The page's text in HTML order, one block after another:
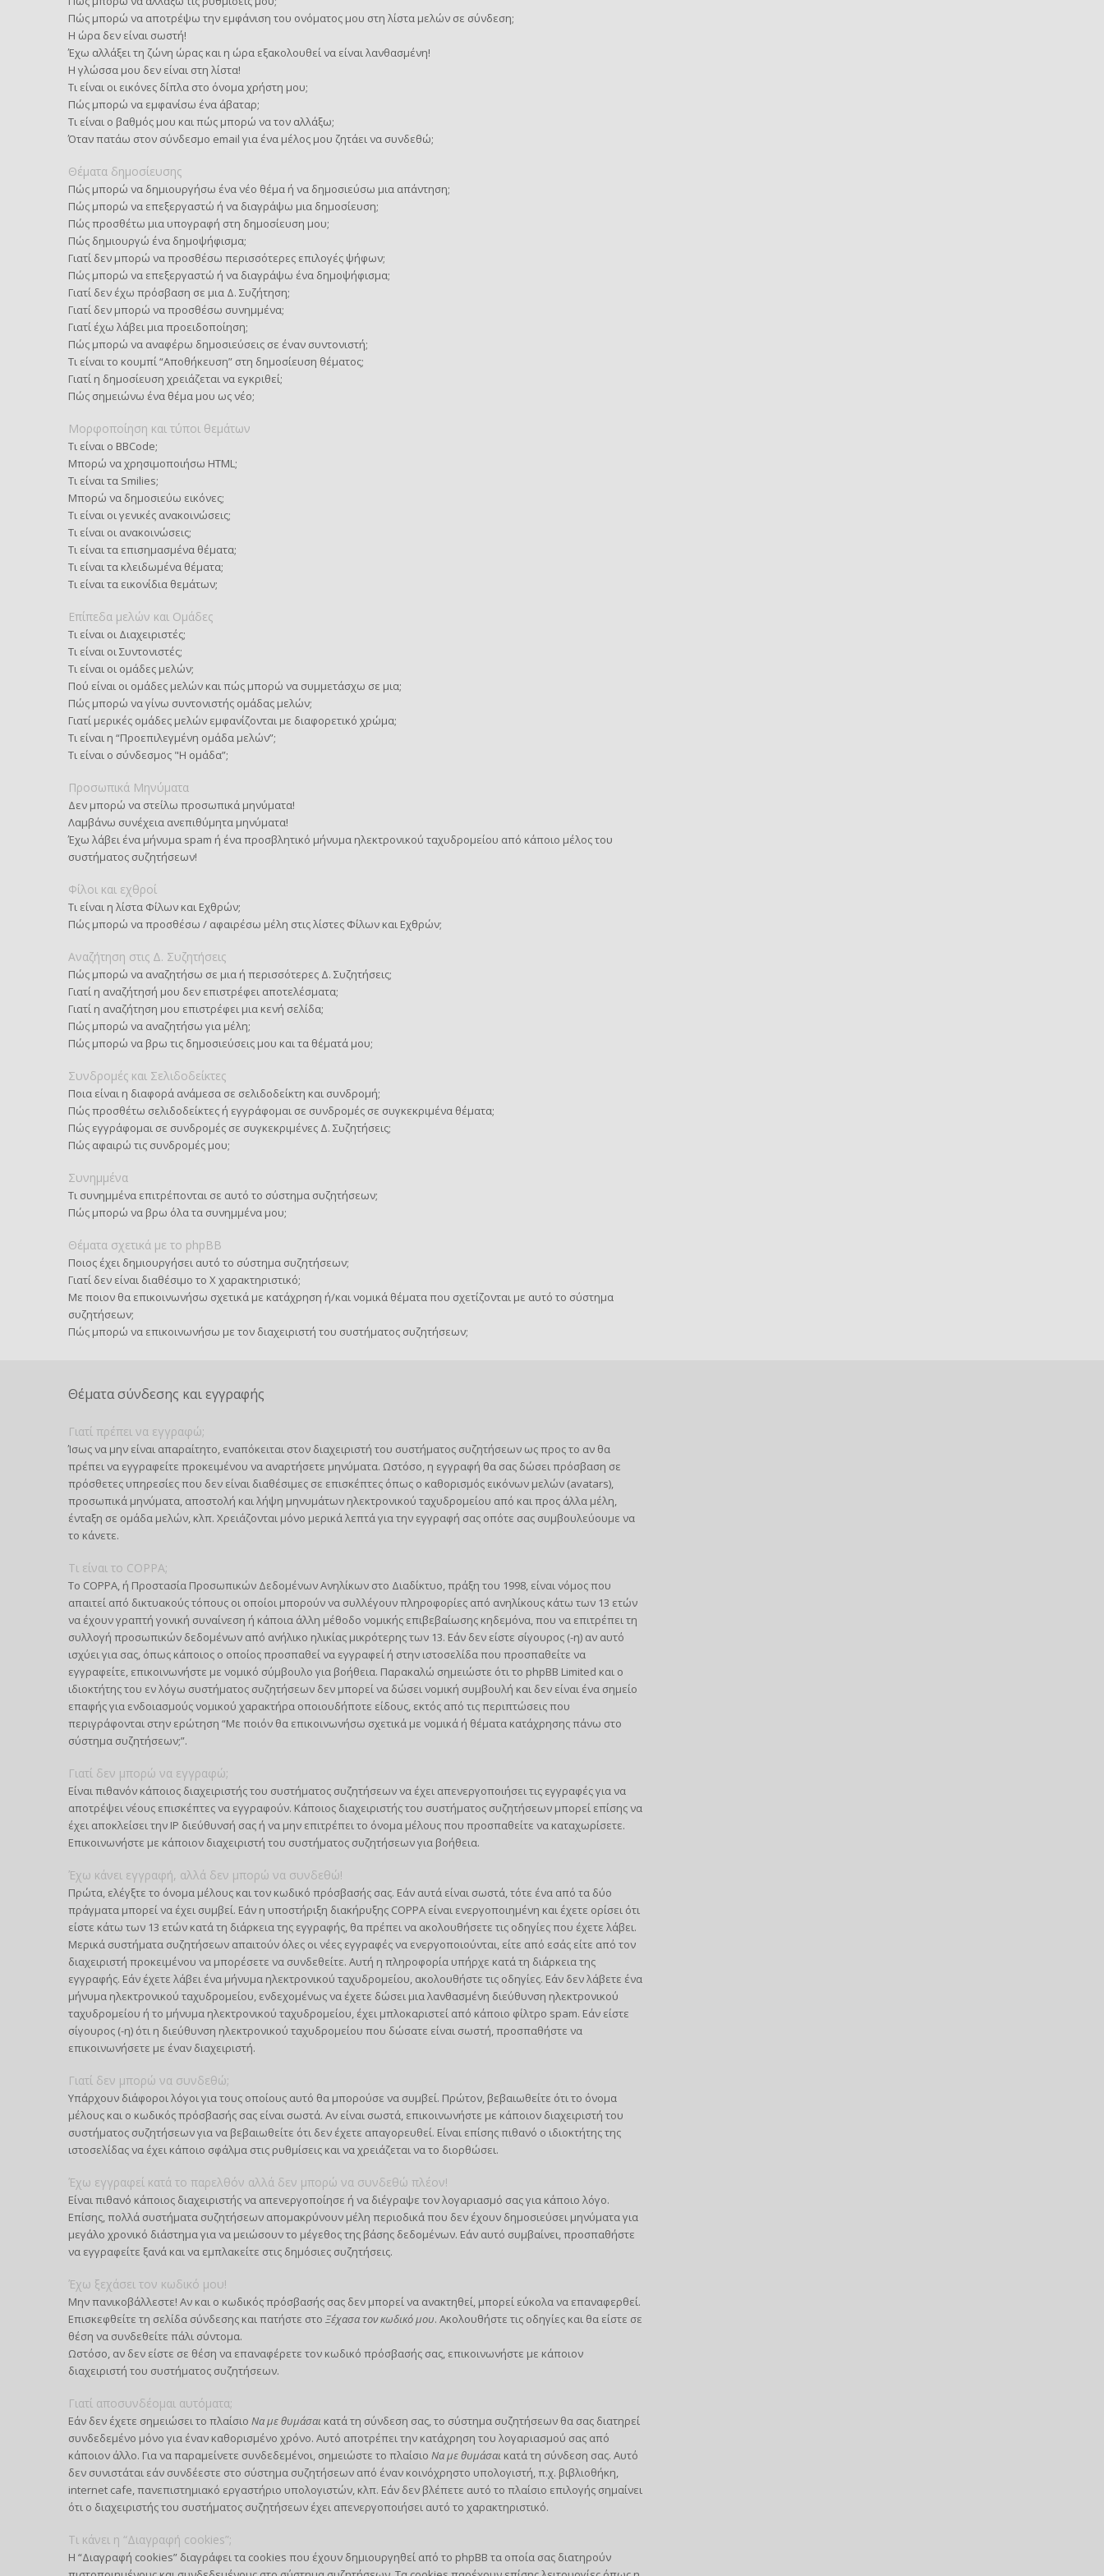
Πώς μπορώ να αποτρέψω την εμφάνιση του ονόματος μου στη λίστα μελών σε σύνδεση;
Η ώρα δεν είναι σωστή!
Έχω αλλάξει τη ζώνη ώρας και η ώρα εξακολουθεί να είναι λανθασμένη!
Η γλώσσα μου δεν είναι στη λίστα!
Τι είναι οι εικόνες δίπλα στο όνομα χρήστη μου;
Πώς μπορώ να εμφανίσω ένα άβαταρ;
Τι είναι ο βαθμός μου και πώς μπορώ να τον αλλάξω;
Όταν πατάω στον σύνδεσμο email για ένα μέλος μου ζητάει να συνδεθώ;
Θέματα δημοσίευσης
Πώς μπορώ να δημιουργήσω ένα νέο θέμα ή να δημοσιεύσω μια απάντηση;
Πώς μπορώ να επεξεργαστώ ή να διαγράψω μια δημοσίευση;
Πώς προσθέτω μια υπογραφή στη δημοσίευση μου;
Πώς δημιουργώ ένα δημοψήφισμα;
Γιατί δεν μπορώ να προσθέσω περισσότερες επιλογές ψήφων;
Πώς μπορώ να επεξεργαστώ ή να διαγράψω ένα δημοψήφισμα;
Γιατί δεν έχω πρόσβαση σε μια Δ. Συζήτηση;
Γιατί δεν μπορώ να προσθέσω συνημμένα;
Γιατί έχω λάβει μια προειδοποίηση;
Πώς μπορώ να αναφέρω δημοσιεύσεις σε έναν συντονιστή;
Τι είναι το κουμπί “Αποθήκευση” στη δημοσίευση θέματος;
Γιατί η δημοσίευση χρειάζεται να εγκριθεί;
Πώς σημειώνω ένα θέμα μου ως νέο;
Μορφοποίηση και τύποι θεμάτων
Τι είναι ο BBCode;
Μπορώ να χρησιμοποιήσω HTML;
Τι είναι τα Smilies;
Μπορώ να δημοσιεύω εικόνες;
Τι είναι οι γενικές ανακοινώσεις;
Τι είναι οι ανακοινώσεις;
Τι είναι τα επισημασμένα θέματα;
Τι είναι τα κλειδωμένα θέματα;
Τι είναι τα εικονίδια θεμάτων;
Επίπεδα μελών και Ομάδες
Τι είναι οι Διαχειριστές;
Τι είναι οι Συντονιστές;
Τι είναι οι ομάδες μελών;
Πού είναι οι ομάδες μελών και πώς μπορώ να συμμετάσχω σε μια;
Πώς μπορώ να γίνω συντονιστής ομάδας μελών;
Γιατί μερικές ομάδες μελών εμφανίζονται με διαφορετικό χρώμα;
Τι είναι η “Προεπιλεγμένη ομάδα μελών”;
Τι είναι ο σύνδεσμος "Η ομάδα”;
Προσωπικά Μηνύματα
Δεν μπορώ να στείλω προσωπικά μηνύματα!
Λαμβάνω συνέχεια ανεπιθύμητα μηνύματα!
Έχω λάβει ένα μήνυμα spam ή ένα προσβλητικό μήνυμα ηλεκτρονικού ταχυδρομείου από κάποιο μέλος του
συστήματος συζητήσεων!
Φίλοι και εχθροί
Τι είναι η λίστα Φίλων και Εχθρών;
Πώς μπορώ να προσθέσω / αφαιρέσω μέλη στις λίστες Φίλων και Εχθρών;
Αναζήτηση στις Δ. Συζητήσεις
Πώς μπορώ να αναζητήσω σε μια ή περισσότερες Δ. Συζητήσεις;
Γιατί η αναζήτησή μου δεν επιστρέφει αποτελέσματα;
Γιατί η αναζήτηση μου επιστρέφει μια κενή σελίδα;
Πώς μπορώ να αναζητήσω για μέλη;
Πώς μπορώ να βρω τις δημοσιεύσεις μου και τα θέματά μου;
Συνδρομές και Σελιδοδείκτες
Ποια είναι η διαφορά ανάμεσα σε σελιδοδείκτη και συνδρομή;
Πώς προσθέτω σελιδοδείκτες ή εγγράφομαι σε συνδρομές σε συγκεκριμένα θέματα;
Πώς εγγράφομαι σε συνδρομές σε συγκεκριμένες Δ. Συζητήσεις;
Πώς αφαιρώ τις συνδρομές μου;
Συνημμένα
Τι συνημμένα επιτρέπονται σε αυτό το σύστημα συζητήσεων;
Πώς μπορώ να βρω όλα τα συνημμένα μου;
Θέματα σχετικά με το phpBB
Ποιος έχει δημιουργήσει αυτό το σύστημα συζητήσεων;
Γιατί δεν είναι διαθέσιμο το Χ χαρακτηριστικό;
Με ποιον θα επικοινωνήσω σχετικά με κατάχρηση ή/και νομικά θέματα που σχετίζονται με αυτό το σύστημα
συζητήσεων;
Πώς μπορώ να επικοινωνήσω με τον διαχειριστή του συστήματος συζητήσεων;
Θέματα σύνδεσης και εγγραφής
Γιατί πρέπει να εγγραφώ;
Ίσως να μην είναι απαραίτητο, εναπόκειται στον διαχειριστή του συστήματος συζητήσεων ως προς το αν θα
πρέπει να εγγραφείτε προκειμένου να αναρτήσετε μηνύματα. Ωστόσο, η εγγραφή θα σας δώσει πρόσβαση σε
πρόσθετες υπηρεσίες που δεν είναι διαθέσιμες σε επισκέπτες όπως ο καθορισμός εικόνων μελών (avatars),
προσωπικά μηνύματα, αποστολή και λήψη μηνυμάτων ηλεκτρονικού ταχυδρομείου από και προς άλλα μέλη,
ένταξη σε ομάδα μελών, κλπ. Χρειάζονται μόνο μερικά λεπτά για την εγγραφή σας οπότε σας συμβουλεύουμε να
το κάνετε.
Τι είναι το COPPA;
Το COPPA, ή Προστασία Προσωπικών Δεδομένων Ανηλίκων στο Διαδίκτυο, πράξη του 1998, είναι νόμος που
απαιτεί από δικτυακούς τόπους οι οποίοι μπορούν να συλλέγουν πληροφορίες από ανηλίκους κάτω των 13 ετών
να έχουν γραπτή γονική συναίνεση ή κάποια άλλη μέθοδο νομικής επιβεβαίωσης κηδεμόνα, που να επιτρέπει τη
συλλογή προσωπικών δεδομένων από ανήλικο ηλικίας μικρότερης των 13. Εάν δεν είστε σίγουρος (-η) αν αυτό
ισχύει για σας, όπως κάποιος ο οποίος προσπαθεί να εγγραφεί ή στην ιστοσελίδα που προσπαθείτε να
εγγραφείτε, επικοινωνήστε με νομικό σύμβουλο για βοήθεια. Παρακαλώ σημειώστε ότι το phpBB Limited και ο
ιδιοκτήτης του εν λόγω συστήματος συζητήσεων δεν μπορεί να δώσει νομική συμβουλή και δεν είναι ένα σημείο
επαφής για ενδοιασμούς νομικού χαρακτήρα οποιουδήποτε είδους, εκτός από τις περιπτώσεις που
περιγράφονται στην ερώτηση “Με ποιόν θα επικοινωνήσω σχετικά με νομικά ή θέματα κατάχρησης πάνω στο
σύστημα συζητήσεων;”.
Γιατί δεν μπορώ να εγγραφώ;
Είναι πιθανόν κάποιος διαχειριστής του συστήματος συζητήσεων να έχει απενεργοποιήσει τις εγγραφές για να
αποτρέψει νέους επισκέπτες να εγγραφούν. Κάποιος διαχειριστής του συστήματος συζητήσεων μπορεί επίσης να
έχει αποκλείσει την IP διεύθυνσή σας ή να μην επιτρέπει το όνομα μέλους που προσπαθείτε να καταχωρίσετε.
Επικοινωνήστε με κάποιον διαχειριστή του συστήματος συζητήσεων για βοήθεια.
Έχω κάνει εγγραφή, αλλά δεν μπορώ να συνδεθώ!
Πρώτα, ελέγξτε το όνομα μέλους και τον κωδικό πρόσβασής σας. Εάν αυτά είναι σωστά, τότε ένα από τα δύο
πράγματα μπορεί να έχει συμβεί. Εάν η υποστήριξη διακήρυξης COPPA είναι ενεργοποιημένη και έχετε ορίσει ότι
είστε κάτω των 13 ετών κατά τη διάρκεια της εγγραφής, θα πρέπει να ακολουθήσετε τις οδηγίες που έχετε λάβει.
Μερικά συστήματα συζητήσεων απαιτούν όλες οι νέες εγγραφές να ενεργοποιούνται, είτε από εσάς είτε από τον
διαχειριστή προκειμένου να μπορέσετε να συνδεθείτε. Αυτή η πληροφορία υπήρχε κατά τη διάρκεια της
εγγραφής. Εάν έχετε λάβει ένα μήνυμα ηλεκτρονικού ταχυδρομείου, ακολουθήστε τις οδηγίες. Εάν δεν λάβετε ένα
μήνυμα ηλεκτρονικού ταχυδρομείου, ενδεχομένως να έχετε δώσει μια λανθασμένη διεύθυνση ηλεκτρονικού
ταχυδρομείου ή το μήνυμα ηλεκτρονικού ταχυδρομείου, έχει μπλοκαριστεί από κάποιο φίλτρο spam. Εάν είστε
σίγουρος (-η) ότι η διεύθυνση ηλεκτρονικού ταχυδρομείου που δώσατε είναι σωστή, προσπαθήστε να
επικοινωνήσετε με έναν διαχειριστή.
Γιατί δεν μπορώ να συνδεθώ;
Υπάρχουν διάφοροι λόγοι για τους οποίους αυτό θα μπορούσε να συμβεί. Πρώτον, βεβαιωθείτε ότι το όνομα
μέλους και ο κωδικός πρόσβασής σας είναι σωστά. Αν είναι σωστά, επικοινωνήστε με κάποιον διαχειριστή του
συστήματος συζητήσεων για να βεβαιωθείτε ότι δεν έχετε απαγορευθεί. Είναι επίσης πιθανό ο ιδιοκτήτης της
ιστοσελίδας να έχει κάποιο σφάλμα στις ρυθμίσεις και να χρειάζεται να το διορθώσει.
Έχω εγγραφεί κατά το παρελθόν αλλά δεν μπορώ να συνδεθώ πλέον!
Είναι πιθανό κάποιος διαχειριστής να απενεργοποίησε ή να διέγραψε τον λογαριασμό σας για κάποιο λόγο.
Επίσης, πολλά συστήματα συζητήσεων απομακρύνουν μέλη περιοδικά που δεν έχουν δημοσιεύσει μηνύματα για
μεγάλο χρονικό διάστημα για να μειώσουν το μέγεθος της βάσης δεδομένων. Εάν αυτό συμβαίνει, προσπαθήστε
να εγγραφείτε ξανά και να εμπλακείτε στις δημόσιες συζητήσεις.
Έχω ξεχάσει τον κωδικό μου!
Μην πανικοβάλλεστε! Αν και ο κωδικός πρόσβασής σας δεν μπορεί να ανακτηθεί, μπορεί εύκολα να επαναφερθεί.
Επισκεφθείτε τη σελίδα σύνδεσης και πατήστε στο Ξέχασα τον κωδικό μου. Ακολουθήστε τις οδηγίες και θα είστε σε
θέση να συνδεθείτε πάλι σύντομα.
Ωστόσο, αν δεν είστε σε θέση να επαναφέρετε τον κωδικό πρόσβασής σας, επικοινωνήστε με κάποιον
διαχειριστή του συστήματος συζητήσεων.
Γιατί αποσυνδέομαι αυτόματα;
Εάν δεν έχετε σημειώσει το πλαίσιο Να με θυμάσαικατά τη σύνδεση σας, το σύστημα συζητήσεων θα σας διατηρεί
συνδεδεμένο μόνο για έναν καθορισμένο χρόνο. Αυτό αποτρέπει την κατάχρηση του λογαριασμού σας από
κάποιον άλλο. Για να παραμείνετε συνδεδεμένοι, σημειώστε το πλαίσιο Να με θυμάσαικατά τη σύνδεση σας. Αυτό
δεν συνιστάται εάν συνδέεστε στο σύστημα συζητήσεων από έναν κοινόχρηστο υπολογιστή, π.χ. βιβλιοθήκη,
internet cafe, πανεπιστημιακό εργαστήριο υπολογιστών, κλπ. Εάν δεν βλέπετε αυτό το πλαίσιο επιλογής σημαίνει
ότι ο διαχειριστής του συστήματος συζητήσεων έχει απενεργοποιήσει αυτό το χαρακτηριστικό.
Τι κάνει η “Διαγραφή cookies”;
Η “Διαγραφή cookies” διαγράφει τα cookies που έχουν δημιουργηθεί από το phpBB τα οποία σας διατηρούν